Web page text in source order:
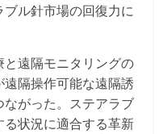
ル針市場の回復力に
遠隔モニタリングの
隔操作可能な遠隔誘
がった。ステアラブ
状況に適合する革新